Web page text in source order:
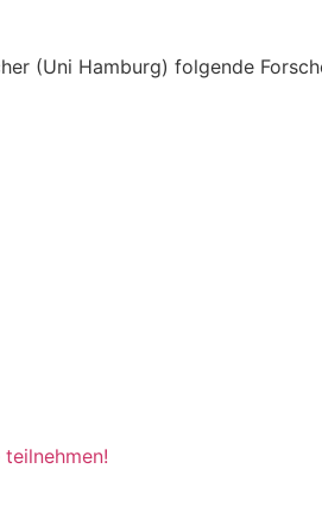
(Uni Hamburg) folgende